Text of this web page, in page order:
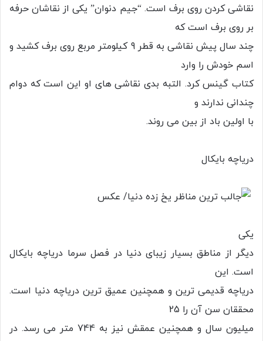
نقاشی کردن روی برف است. “جیم دنوان” یکی از نقاشان حرفه
بر روی برف است که
چند سال پیش نقاشی به قطر 9 کیلومتر مربع روی برف کشید و
اسم خودش را وارد
کتاب گینس کرد. التبه بدی نقاشی های او این است که دوام
چندانی ندارند و
با اولین باد از بین می روند.
دریاچه بایکال
یکی
دیگر از مناطق بسیار زیبای دنیا در فصل سرما دریاچه بایکال
است. این
دریاچه قدیمی ترین و همچنین عمیق ترین دریاچه دنیا است.
محققان سن آن را 25
میلیون سال و همچنین عمقش نیز به 744 متر می رسد. در